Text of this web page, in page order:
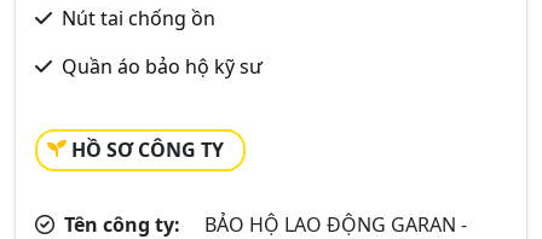
Nút tai chống ồn
Quần áo bảo hộ kỹ sư
HỒ SƠ CÔNG TY
Tên công ty:
BẢO HỘ LAO ĐỘNG GARAN -